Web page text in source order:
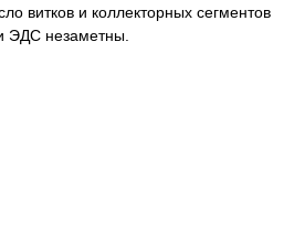
витков и коллекторных сегментов
ЭДС незаметны.